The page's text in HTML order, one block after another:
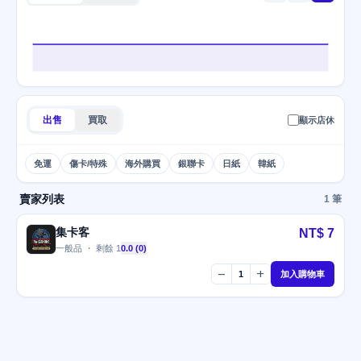
出售 買取 顯示店休
免運 傷卡/特殊 海外購買 銀聯卡 日紙 韓紙
賣家列表 1 筆
集卡客
一般品 ・ 剩餘 10.0 (0)
NT$ 7
remove 1 add 加入購物車